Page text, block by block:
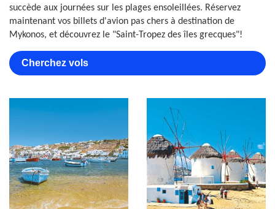
succède aux journées sur les plages ensoleillées. Réservez
maintenant vos billets d'avion pas chers à destination de
Mykonos, et découvrez le "Saint-Tropez des îles grecques"!
Cherchez vols